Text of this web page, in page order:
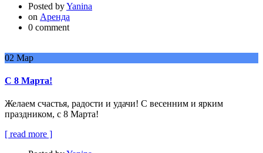
Posted byYanina
on Аренда
0 comment
02 Мар
С 8 Марта!
Желаем счастья, радости и удачи! С весенним и ярким
праздником, с 8 Марта!
[ read more ]